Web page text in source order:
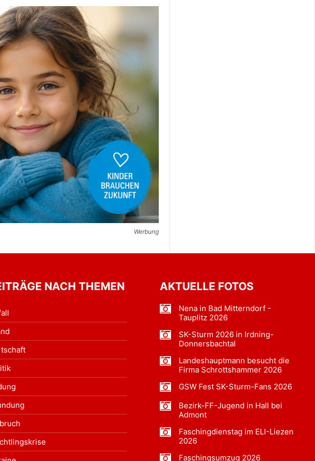
Werbung
NACH THEMEN AKTUELLE FOTOS
Nena in Bad Mitterndorf -
Tauplitz 2026
SK-Sturm 2026 in Irdning-
Donnersbachtal
Landeshauptmann besucht die
Firma Schrottshammer 2026
GSW Fest SK-Sturm-Fans 2026
Bezirk-FF-Jugend in Hall bei
Admont
Faschingdienstag im ELI-Liezen
2026
Faschingsumzug 2026